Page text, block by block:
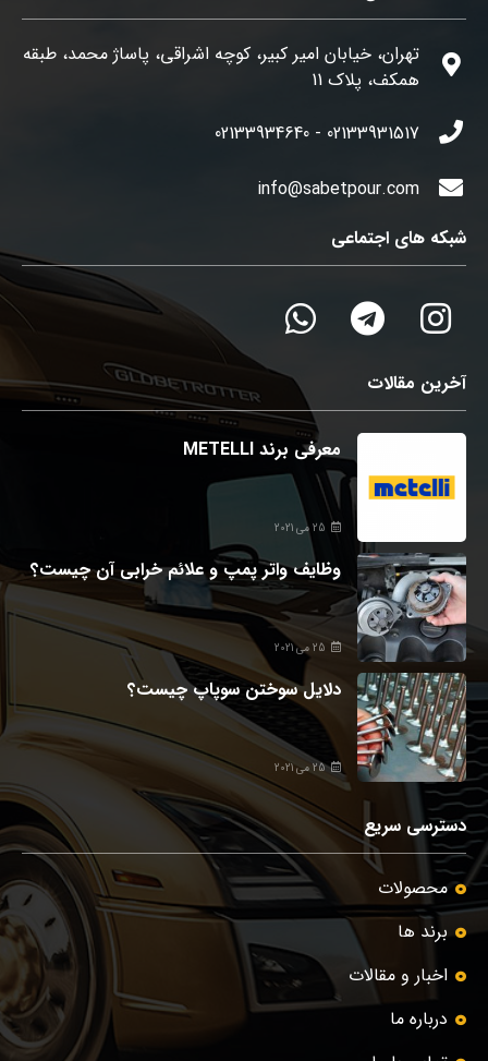
تهران، خیابان امیر کبیر، کوچه اشراقی، پاساژ محمد، طبقه
همکف، پلاک 11
02133931517 - 02133934640
info@sabetpour.com
شبکه های اجتماعی
آخرین مقالات
معرفی برند METELLI
25 می 2021
وظایف واتر پمپ و علائم خرابی آن چیست؟
25 می 2021
دلایل سوختن سوپاپ چیست؟
25 می 2021
دسترسی سریع
محصولات
برند ها
اخبار و مقالات
درباره ما